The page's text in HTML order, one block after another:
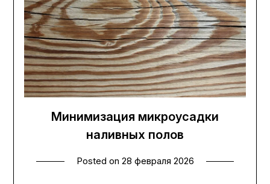
Минимизация микроусадки
наливных полов
Posted on 28 февраля 2026